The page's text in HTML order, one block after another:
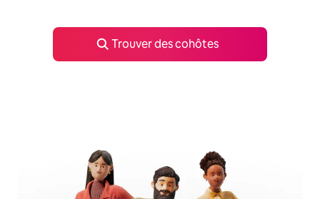
Trouver des cohôtes